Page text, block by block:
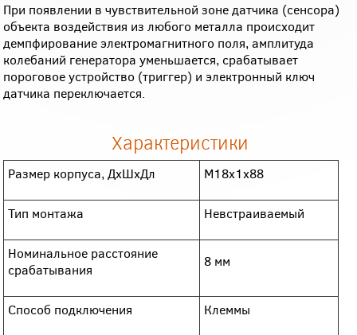
При появлении в чувствительной зоне датчика (сенсора)
объекта воздействия из любого металла происходит
демпфирование электромагнитного поля, амплитуда
колебаний генератора уменьшается, срабатывает
пороговое устройство (триггер) и электронный ключ
датчика переключается.
Характеристики
Размер корпуса, ДxШxДл M18x1x88
Тип монтажа Невстраиваемый
Номинальное расстояние
срабатывания
8 мм
Способ подключения Клеммы